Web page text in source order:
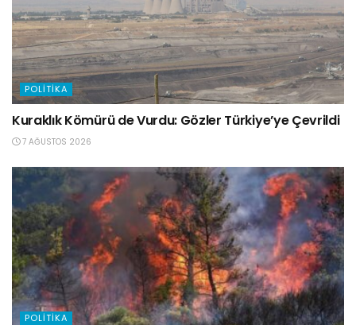
POLITIKA
Kuraklık Kömürü de Vurdu: Gözler Türkiye’ye Çevrildi
7 AĞUSTOS 2026
POLITIKA